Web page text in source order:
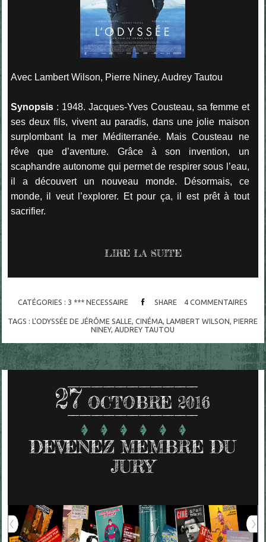
Avec Lambert Wilson, Pierre Niney, Audrey Tautou
Synopsis: 1948. Jacques-Yves Cousteau, sa femme et
ses deux fils, vivent au paradis, dans une jolie maison
surplombant la mer Méditerranée. Mais Cousteau ne
rêve que d’aventure. Grâce à son invention, un
scaphandre autonome qui permet de respirer sous l’eau,
il a découvert un nouveau monde. Désormais, ce
monde, il veut l’explorer. Et pour ça, il est prêt à tout
sacrifier.
LIRE LA SUITE
CATÉGORIES : 3 *** NECESSAIRE SHARE 4 COMMENTAIRES
TAGS :L'ODYSSÉE DE JÉRÔME SALLE,CINÉMA,LAMBERT WILSON,PIERRE
NINEY,AUDREY TAUTOU
27 OCTOBRE 2016
DEVENEZ MEMBRE DU
JURY